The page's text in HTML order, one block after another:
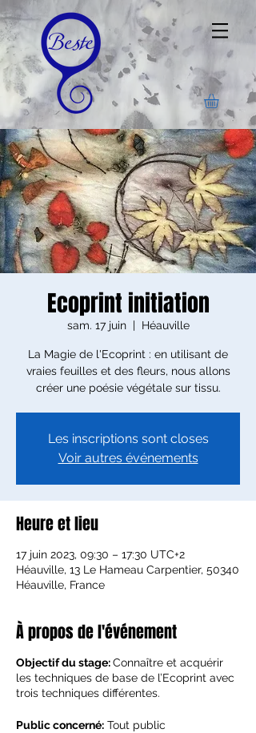
Ecoprint initiation
sam. 17 juin
  |
Héauville
La Magie de l'Ecoprint : en utilisant de
vraies feuilles et des fleurs, nous allons
créer une poésie végétale sur tissu.
Les inscriptions sont closes
Voir autres événements
Heure et lieu
17 juin 2023, 09:30 – 17:30 UTC+2
Héauville, 13 Le Hameau Carpentier, 50340
Héauville, France
À propos de l'événement
Objectif du stage:Connaître et acquérir
les techniques de base de l’Ecoprint avec
trois techniques différentes.
Public concerné: Tout public